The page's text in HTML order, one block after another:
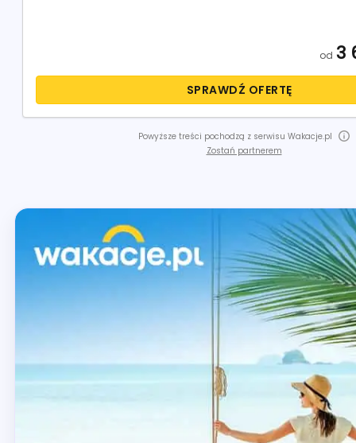
od 3
SPRAWDŹ OFERTĘ
Powyższe treści pochodzą z serwisu Wakacje.pl
Zostań partnerem